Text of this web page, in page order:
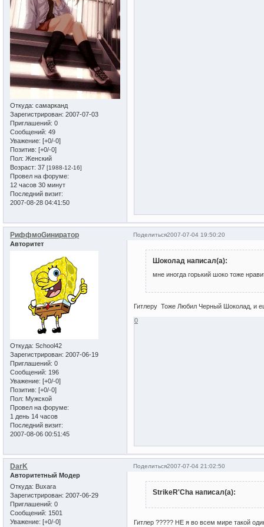
Откуда: самарканд
Зарегистрирован: 2007-07-03
Приглашений: 0
Сообщений: 49
Уважение: [+0/-0]
Позитив: [+0/-0]
Пол: Женский
Возраст: 37 [1988-12-16]
Провел на форуме:
12 часов 30 минут
Последний визит:
2007-08-28 04:41:50
Поделиться2007-07-04 19:50:20
РиффмоGиниратор
Авторитет
Откуда: School42
Зарегистрирован: 2007-06-19
Приглашений: 0
Сообщений: 196
Уважение: [+0/-0]
Позитив: [+0/-0]
Пол: Мужской
Провел на форуме:
1 день 14 часов
Последний визит:
2007-08-06 00:51:45
Шоколад написал(а):
мне иногда горький шоко тоже
Гитлеру Тоже Любил Черный Шоколад, и
0
Поделиться2007-07-04 21:02:50
DarK
Авторитетный Модер
Откуда: Buxara
Зарегистрирован: 2007-06-29
Приглашений: 0
Сообщений: 1501
Уважение: [+0/-0]
StrikeR'Cha написал(а):
Гитлер ????? НЕ я во всем мире такой